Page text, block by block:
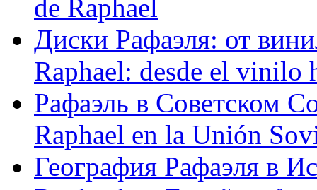
de Raphael
Диски Рафаэля: от
Raphael: desde el vinilo
Рафаэль в Советском
Raphael en la Unión
География Рафаэля в